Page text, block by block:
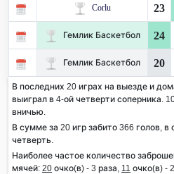
Corlu 23
Гемлик Баскетбол 24
Гемлик Баскетбол 20
В последних 20 играх на выезде и
выиграл в 4-ой четверти соперника.
вничью.
В сумме за 20 игр забито 366 голов,
четверть.
Наиболее частое количество
мячей: 20 очко(в) - 3 раза, 11 очко(в) -